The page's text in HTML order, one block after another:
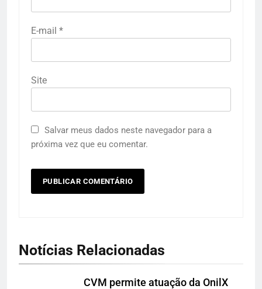
E-mail *
Site
Salvar meus dados neste navegador para a
próxima vez que eu comentar.
Notícias Relacionadas
CVM permite atuação da OnilX